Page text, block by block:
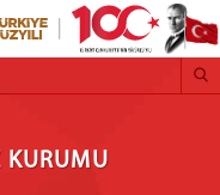
KURUMU
KURUMU